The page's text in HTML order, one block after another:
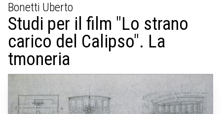
CONTATTI
DIDATTICA
SHOP
LE COLLEZIONI
GLI AUTORI
MOSTRE
EVENTI
SCULTURA
STAMPA
ALTRO
MATRICI XILOGRAFICHE
Bonetti Uberto
Studi per il film "Lo strano
carico del Calipso". La
tmoneria